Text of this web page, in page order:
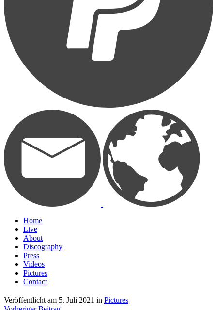
Home
Live
About
Discography
Press
Videos
Pictures
Contact
Veröffentlicht am 5. Juli 2021 in Pictures